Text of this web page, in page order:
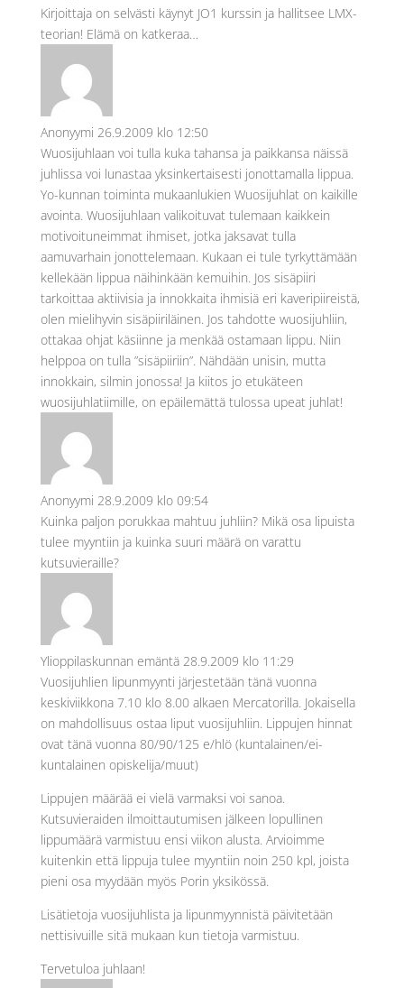
Kirjoittaja on selvästi käynyt JO1 kurssin ja hallitsee LMX-
teorian! Elämä on katkeraa…
Anonyymi 26.9.2009 klo 12:50
Wuosijuhlaan voi tulla kuka tahansa ja paikkansa näissä
juhlissa voi lunastaa yksinkertaisesti jonottamalla lippua.
Yo-kunnan toiminta mukaanlukien Wuosijuhlat on kaikille
avointa. Wuosijuhlaan valikoituvat tulemaan kaikkein
motivoituneimmat ihmiset, jotka jaksavat tulla
aamuvarhain jonottelemaan. Kukaan ei tule tyrkyttämään
kellekään lippua näihinkään kemuihin. Jos sisäpiiri
tarkoittaa aktiivisia ja innokkaita ihmisiä eri kaveripiireistä,
olen mielihyvin sisäpiiriläinen. Jos tahdotte wuosijuhliin,
ottakaa ohjat käsiinne ja menkää ostamaan lippu. Niin
helppoa on tulla ”sisäpiiriin”. Nähdään unisin, mutta
innokkain, silmin jonossa! Ja kiitos jo etukäteen
wuosijuhlatiimille, on epäilemättä tulossa upeat juhlat!
Anonyymi 28.9.2009 klo 09:54
Kuinka paljon porukkaa mahtuu juhliin? Mikä osa lipuista
tulee myyntiin ja kuinka suuri määrä on varattu
kutsuvieraille?
Ylioppilaskunnan emäntä 28.9.2009 klo 11:29
Vuosijuhlien lipunmyynti järjestetään tänä vuonna
keskiviikkona 7.10 klo 8.00 alkaen Mercatorilla. Jokaisella
on mahdollisuus ostaa liput vuosijuhliin. Lippujen hinnat
ovat tänä vuonna 80/90/125 e/hlö (kuntalainen/ei-
kuntalainen opiskelija/muut)
Lippujen määrää ei vielä varmaksi voi sanoa.
Kutsuvieraiden ilmoittautumisen jälkeen lopullinen
lippumäärä varmistuu ensi viikon alusta. Arvioimme
kuitenkin että lippuja tulee myyntiin noin 250 kpl, joista
pieni osa myydään myös Porin yksikössä.
Lisätietoja vuosijuhlista ja lipunmyynnistä päivitetään
nettisivuille sitä mukaan kun tietoja varmistuu.
Tervetuloa juhlaan!